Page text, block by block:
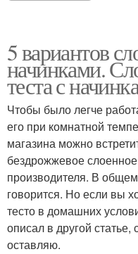
5 вариантов
начинками.
теста с
Чтобы было легче
его при комнатной
магазина можно
бездрожжевое
производителя. В
говорится. Но если вы
тесто в домашних
описал в другой
оставляю.